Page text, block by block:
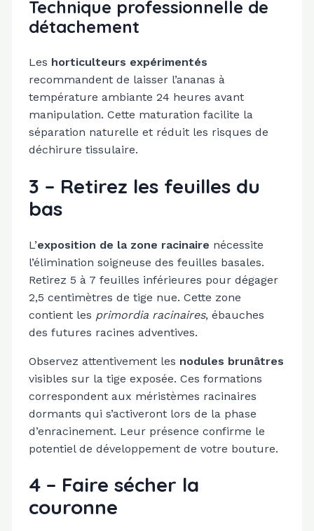
Technique professionnelle de
détachement
Les horticulteurs expérimentés
recommandent de laisser l’ananas à
température ambiante 24 heures avant
manipulation. Cette maturation facilite la
séparation naturelle et réduit les risques de
déchirure tissulaire.
3 – Retirez les feuilles du
bas
L’exposition de la zone racinaire nécessite
l’élimination soigneuse des feuilles basales.
Retirez 5 à 7 feuilles inférieures pour dégager
2,5 centimètres de tige nue. Cette zone
contient les primordia racinaires, ébauches
des futures racines adventives.
Observez attentivement les nodules brunâtres
visibles sur la tige exposée. Ces formations
correspondent aux méristèmes racinaires
dormants qui s’activeront lors de la phase
d’enracinement. Leur présence confirme le
potentiel de développement de votre bouture.
4 – Faire sécher la
couronne